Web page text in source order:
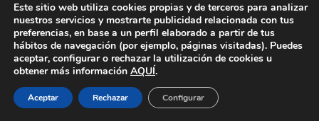
Este sitio web utiliza cookies propias y de terceros para analizar
nuestros servicios y mostrarte publicidad relacionada con tus
preferencias, en base a un perfil elaborado a partir de tus
hábitos de navegación (por ejemplo, páginas visitadas). Puedes
aceptar, configurar o rechazar la utilización de cookies u
obtener más información AQUÍ.
Aceptar Rechazar Configurar